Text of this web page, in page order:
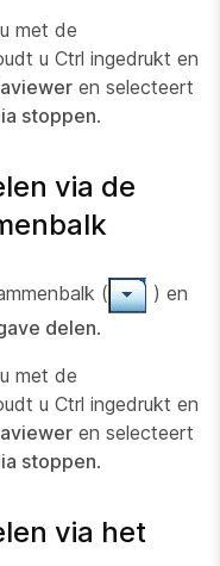
met de
u Ctrl ingedrukt en
en selecteert
stoppen.
via de
(
) en
delen.
met de
u Ctrl ingedrukt en
en selecteert
stoppen.
via het